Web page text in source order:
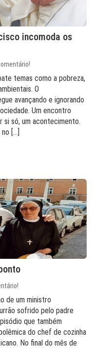
incomoda os
temas como a pobreza,
O
avançando e ignorando
Um encontro
si só, um acontecimento.
[…]
de um ministro
sofrido pelo padre
que também
do chef de cozinha
No final do mês de